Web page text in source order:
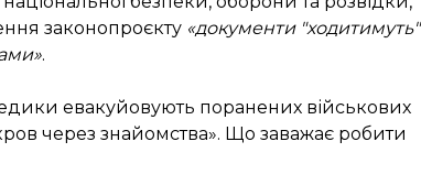
законопроєкту «документи "ходитимуть"
.
евакуйовують поранених військових
через знайомства». Що заважає робити